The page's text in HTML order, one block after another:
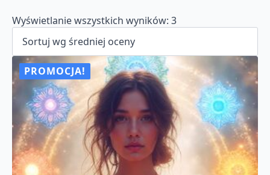
Wyświetlanie wszystkich wyników: 3Posortowane
oceny
PROMOCJA!